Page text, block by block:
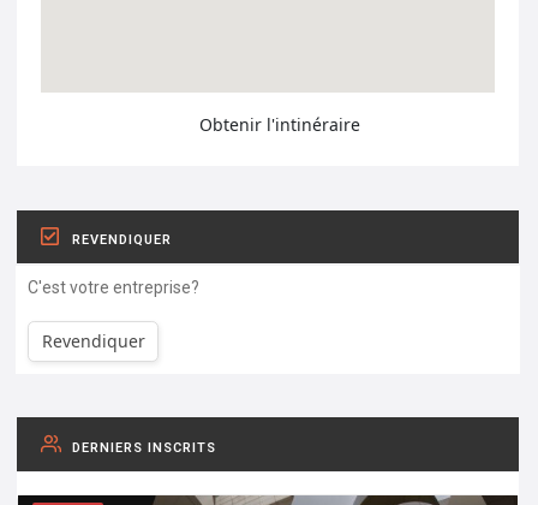
Obtenir l'intinéraire
REVENDIQUER
C'est votre entreprise?
Revendiquer
DERNIERS INSCRITS